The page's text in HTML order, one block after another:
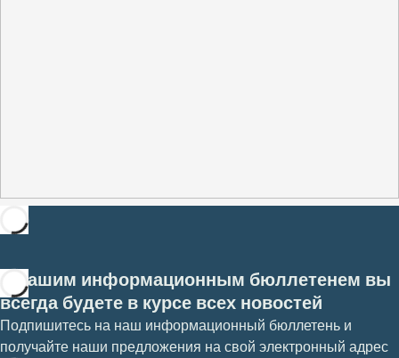
С нашим информационным бюллетенем вы
всегда будете в курсе всех новостей
Подпишитесь на наш информационный бюллетень и
получайте наши предложения на свой электронный адрес